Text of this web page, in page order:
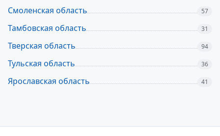
Смоленская область 57
Тамбовская область 31
Тверская область 94
Тульская область 36
Ярославская область 41